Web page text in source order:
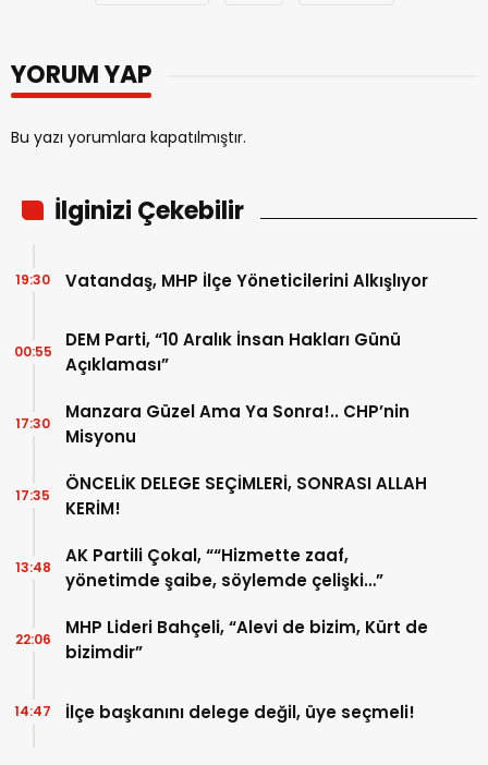
YORUM YAP
Bu yazı yorumlara kapatılmıştır.
İlginizi Çekebilir
Vatandaş, MHP İlçe Yöneticilerini Alkışlıyor
19:30
DEM Parti, “10 Aralık İnsan Hakları Günü
Açıklaması”
00:55
Manzara Güzel Ama Ya Sonra!.. CHP’nin
Misyonu
17:30
ÖNCELİK DELEGE SEÇİMLERİ, SONRASI ALLAH
KERİM!
17:35
AK Partili Çokal, ““Hizmette zaaf,
yönetimde şaibe, söylemde çelişki…”
13:48
MHP Lideri Bahçeli, “Alevi de bizim, Kürt de
bizimdir”
22:06
İlçe başkanını delege değil, üye seçmeli!
14:47